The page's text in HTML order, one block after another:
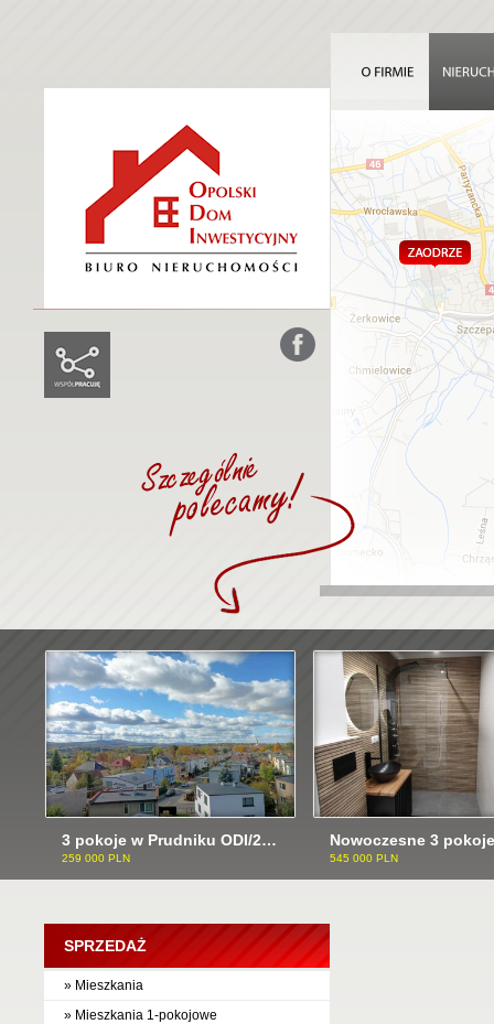
3 pokoje w Prudniku ODI/2503
259 000 PLN 545 000 PLN
SPRZEDAŻ
» Mieszkania
» Mieszkania 1-pokojowe